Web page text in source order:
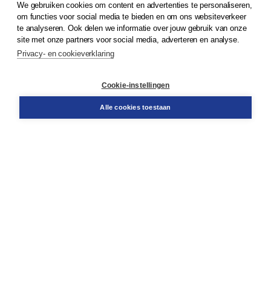
© 2026Koninklijke Boom uitgevers
Klantenservice
Service & informatie
Contact
We gebruiken cookies om content en advertenties te personaliseren,
om functies voor social media te bieden en om ons websiteverkeer
te analyseren. Ook delen we informatie over jouw gebruik van onze
site met onze partners voor social media, adverteren en analyse.
Privacy- en cookieverklaring
Cookie-instellingen
Alle cookies toestaan